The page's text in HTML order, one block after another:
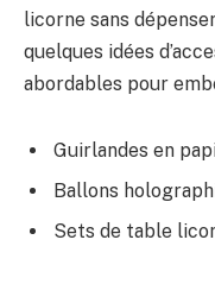
licorne sans
quelques idées
abordables pour
Guirlandes en
Ballons
Sets de table